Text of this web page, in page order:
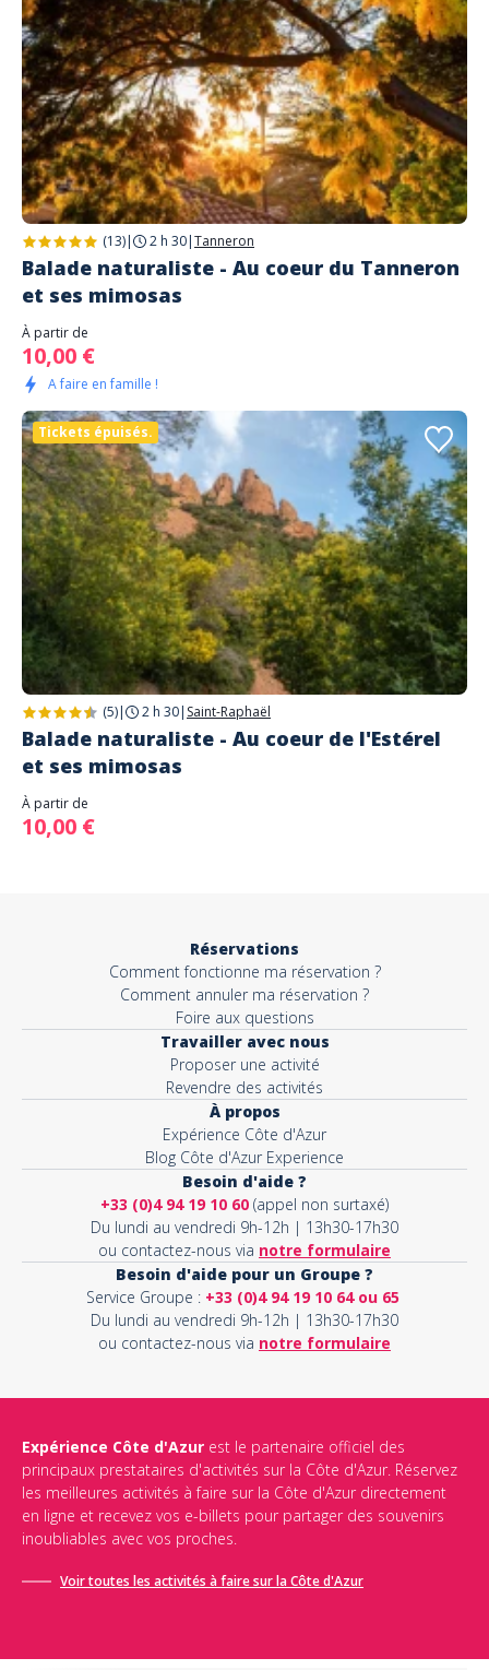
(13)| 2 h 30|Tanneron
Balade naturaliste - Au coeur du Tanneron
et ses mimosas
À partir de
10,00 €
A faire en famille !
Tickets épuisés.
(5)| 2 h 30| Saint-Raphaël
Balade naturaliste - Au coeur de l'Estérel
et ses mimosas
À partir de
10,00 €
Réservations
Comment fonctionne ma réservation ?
Comment annuler ma réservation ?
Foire aux questions
Travailler avec nous
Proposer une activité
Revendre des activités
À propos
Expérience Côte d'Azur
Blog Côte d'Azur Experience
Besoin d'aide ?
+33 (0)4 94 19 10 60 (appel non surtaxé)
Du lundi au vendredi 9h-12h | 13h30-17h30
ou contactez-nous via notre formulaire
Besoin d'aide pour un Groupe ?
Service Groupe : +33 (0)4 94 19 10 64 ou 65
Du lundi au vendredi 9h-12h | 13h30-17h30
ou contactez-nous via notre formulaire
Expérience Côte d'Azur est le partenaire officiel des
principaux prestataires d'activités sur la Côte d'Azur. Réservez
les meilleures activités à faire sur la Côte d'Azur directement
en ligne et recevez vos e-billets pour partager des souvenirs
inoubliables avec vos proches.
Voir toutes les activités à faire sur la Côte d'Azur